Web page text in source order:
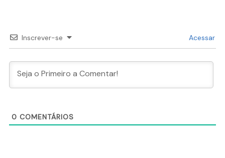
Inscrever-se Acessar
0 COMENTÁRIOS